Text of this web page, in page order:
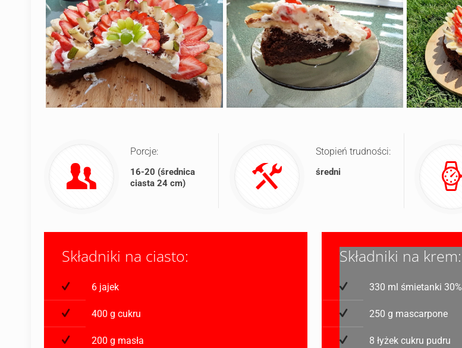
Porcje:
16-20 (średnica
ciasta 24 cm)
Stopień trudności:
średni
Składniki na ciasto:
6 jajek
400 g cukru
200 g masła
Składniki na krem:
330 ml śmietanki 30%
250 g mascarpone
8 łyżek cukru pudru